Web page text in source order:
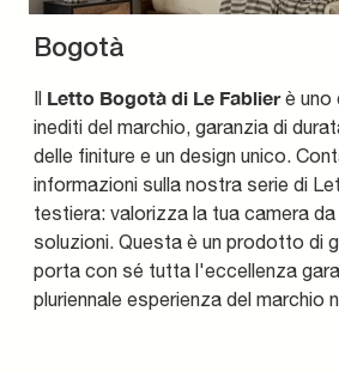
Bogotà
Il Letto Bogotà di Le Fablierè uno
inediti del marchio, garanzia di
delle finiture e un design unico.
informazioni sulla nostra serie di
testiera: valorizza la tua camera
soluzioni. Questa è un prodotto di
porta con sé tutta l'eccellenza
pluriennale esperienza del marchio